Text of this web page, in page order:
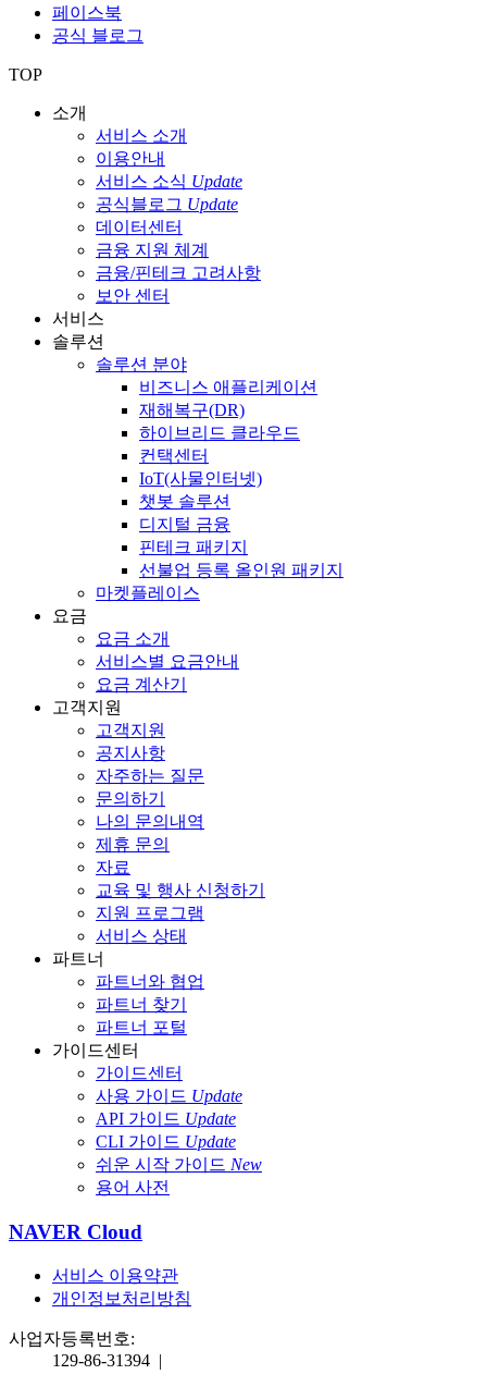
페이스북
공식 블로그
TOP
소개
서비스 소개
이용안내
서비스 소식 Update
공식블로그 Update
데이터센터
금융 지원 체계
금융/핀테크 고려사항
보안 센터
서비스
솔루션
솔루션 분야
비즈니스 애플리케이션
재해복구(DR)
하이브리드 클라우드
컨택센터
IoT(사물인터넷)
챗봇 솔루션
디지털 금융
핀테크 패키지
선불업 등록 올인원 패키지
마켓플레이스
요금
요금 소개
서비스별 요금안내
요금 계산기
고객지원
고객지원
공지사항
자주하는 질문
문의하기
나의 문의내역
제휴 문의
자료
교육 및 행사 신청하기
지원 프로그램
서비스 상태
파트너
파트너와 협업
파트너 찾기
파트너 포털
가이드센터
가이드센터
사용 가이드 Update
API 가이드 Update
CLI 가이드 Update
쉬운 시작 가이드 New
용어 사전
NAVER Cloud
서비스 이용약관
개인정보처리방침
사업자등록번호:
129-86-31394 |